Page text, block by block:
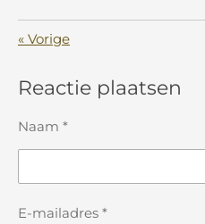
« Vorige
Reactie plaatsen
Naam *
E-mailadres *